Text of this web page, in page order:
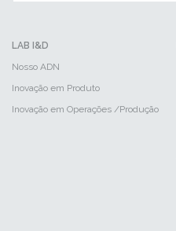
LAB I&D
Nosso ADN
Inovação em Produto
Inovação em Operações /Produção